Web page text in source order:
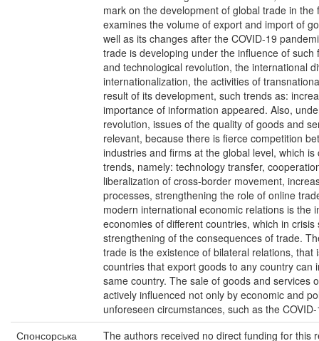
mark on the development of global trade in the
examines the volume of export and import of
well as its changes after the COVID-19
trade is developing under the influence of such
and technological revolution, the international
internationalization, the activities of
result of its development, such trends as:
importance of information appeared. Also,
revolution, issues of the quality of goods and
relevant, because there is fierce competition
industries and firms at the global level, which
trends, namely: technology transfer,
liberalization of cross-border movement,
processes, strengthening the role of online
modern international economic relations is the
economies of different countries, which in
strengthening of the consequences of trade.
trade is the existence of bilateral relations, that
countries that export goods to any country can
same country. The sale of goods and services
actively influenced not only by economic and
unforeseen circumstances, such as the
Спонсорська
The authors received no direct funding for this